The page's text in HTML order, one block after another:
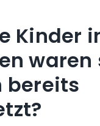
Kinder
waren
bereits